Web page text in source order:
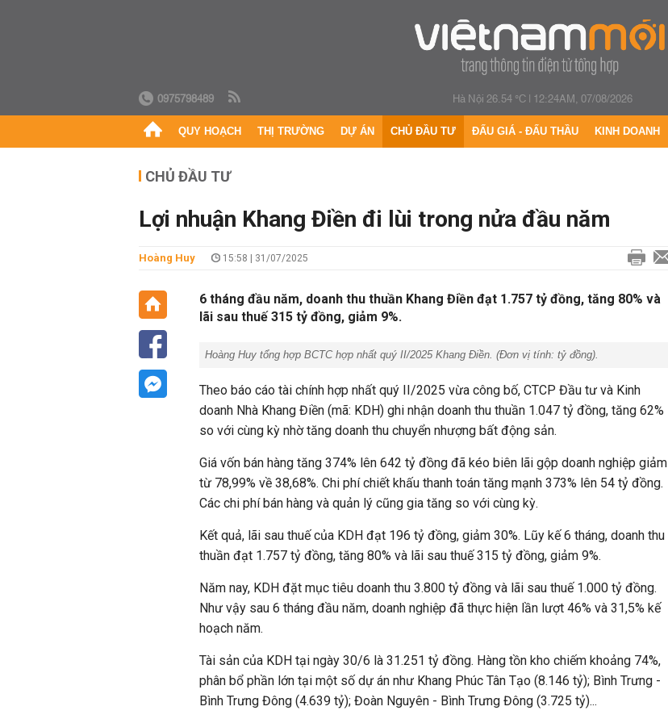
0975798489 Hà Nội 26.54 °C| 12:24AM, 07/08/2026
QUY HOẠCH THỊ TRƯỜNG DỰ ÁN CHỦ ĐẦU TƯ ĐẤU GIÁ - ĐẤU THẦU KINH DOANH
CHỦ ĐẦU TƯ
Lợi nhuận Khang Điền đi lùi trong nửa đầu năm
Hoàng Huy 15:58 | 31/07/2025
6 tháng đầu năm, doanh thu thuần Khang Điền đạt 1.757 tỷ đồng, tăng 80% và
lãi sau thuế 315 tỷ đồng, giảm 9%.
Hoàng Huy tổng hợp BCTC hợp nhất quý II/2025 Khang Điền. (Đơn vị tính: tỷ đồng).
Theo báo cáo tài chính hợp nhất quý II/2025 vừa công bố, CTCP Đầu tư và Kinh
doanh Nhà Khang Điền (mã: KDH) ghi nhận doanh thu thuần 1.047 tỷ đồng, tăng 62%
so với cùng kỳ nhờ tăng doanh thu chuyển nhượng bất động sản.
Giá vốn bán hàng tăng 374% lên 642 tỷ đồng đã kéo biên lãi gộp doanh nghiệp giảm
từ 78,99% về 38,68%. Chi phí chiết khấu thanh toán tăng mạnh 373% lên 54 tỷ đồng.
Các chi phí bán hàng và quản lý cũng gia tăng so với cùng kỳ.
Kết quả, lãi sau thuế của KDH đạt 196 tỷ đồng, giảm 30%. Lũy kế 6 tháng, doanh thu
thuần đạt 1.757 tỷ đồng, tăng 80% và lãi sau thuế 315 tỷ đồng, giảm 9%.
Năm nay, KDH đặt mục tiêu doanh thu 3.800 tỷ đồng và lãi sau thuế 1.000 tỷ đồng.
Như vậy sau 6 tháng đầu năm, doanh nghiệp đã thực hiện lần lượt 46% và 31,5% kế
hoạch năm.
Tài sản của KDH tại ngày 30/6 là 31.251 tỷ đồng. Hàng tồn kho chiếm khoảng 74%,
phân bổ phần lớn tại một số dự án như Khang Phúc Tân Tạo (8.146 tỷ); Bình Trưng -
Bình Trưng Đông (4.639 tỷ); Đoàn Nguyên - Bình Trưng Đông (3.725 tỷ)...